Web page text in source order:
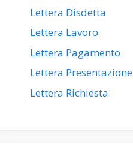
Lettera Disdetta
Lettera Lavoro
Lettera Pagamento
Lettera Presentazione
Lettera Richiesta